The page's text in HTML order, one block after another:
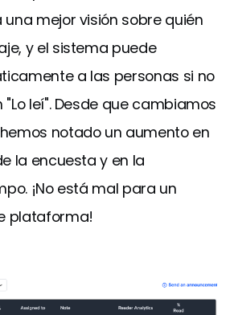
una mejor visión sobre quién
y el sistema puede
a las personas si no
leí". Desde que cambiamos
notado un aumento en
la encuesta y en la
¡No está mal para un
plataforma!